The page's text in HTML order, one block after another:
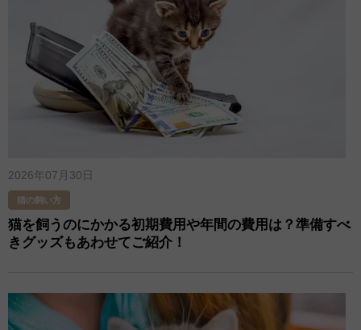
2026年07月30日
猫の飼い方
猫を飼うのにかかる初期費用や年間の費用は？準備すべ
きグッズもあわせてご紹介！